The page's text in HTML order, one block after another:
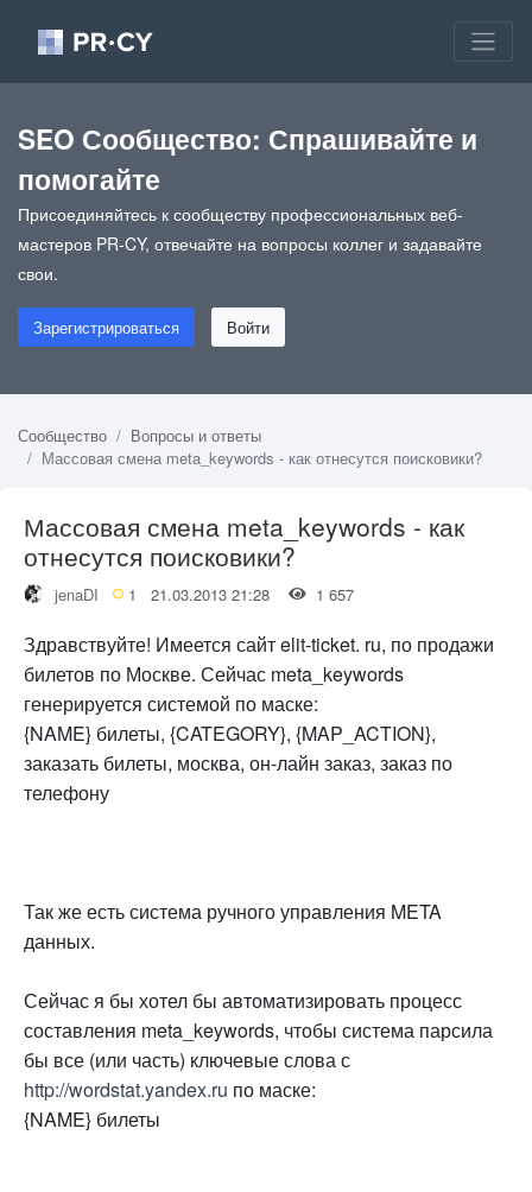
SEO Сообщество: Спрашивайте и
помогайте
Присоединяйтесь к сообществу профессиональных веб-
мастеров PR-CY, отвечайте на вопросы коллег и задавайте
свои.
Зарегистрироваться Войти
Сообщество
Вопросы и ответы
Массовая смена meta_keywords - как отнесутся поисковики?
Массовая смена meta_keywords - как
отнесутся поисковики?
jenaDI 1 21.03.2013 21:28 1 657
Здравствуйте! Имеется сайт elit-ticket. ru, по продажи
билетов по Москве. Сейчас meta_keywords
генерируется системой по маске:
{NAME} билеты, {CATEGORY}, {MAP_ACTION},
заказать билеты, москва, он-лайн заказ, заказ по
телефону
Так же есть система ручного управления META
данных.
Сейчас я бы хотел бы автоматизировать процесс
составления meta_keywords, чтобы система парсила
бы все (или часть) ключевые слова с
http://wordstat.yandex.ru по маске:
{NAME} билеты